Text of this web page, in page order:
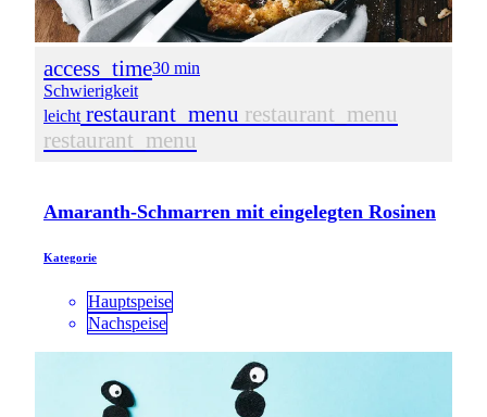
access_time30 min
Schwierigkeit
leicht restaurant_menu restaurant_menu
restaurant_menu
Amaranth-Schmarren mit eingelegten Rosinen
Kategorie
Hauptspeise
Nachspeise